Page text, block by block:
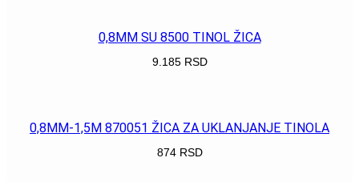
0,8MM SU 8500 TINOL ŽICA
9.185 RSD
0,8MM-1,5M 870051 ŽICA ZA UKLANJANJE TINOLA
874 RSD